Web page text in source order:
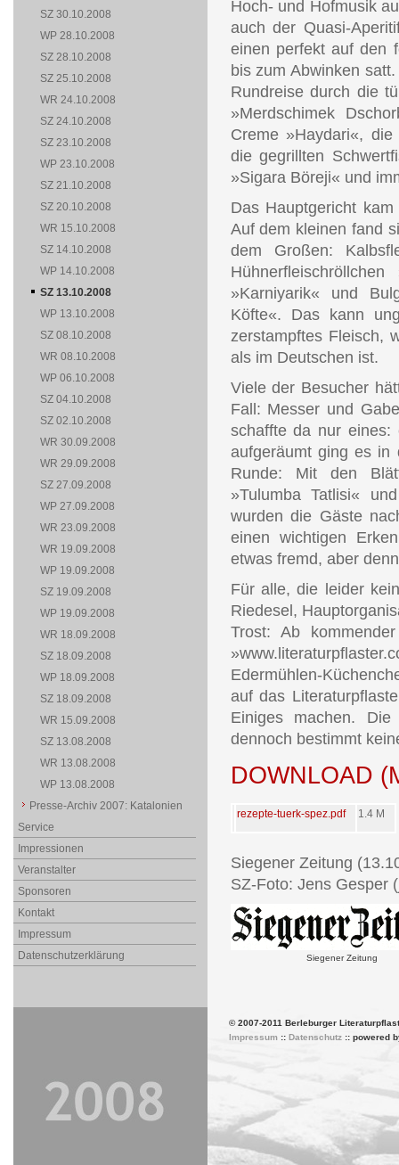
Hoch- und Hofmusik
auch der Quasi-
einen perfekt auf den
bis zum Abwinken
Rundreise durch die
»Merdschimek
Creme »Haydari«,
die gegrillten
»Sigara Böreji« und
Das Hauptgericht
Auf dem kleinen fand
dem Großen:
»Karniyarik« und
Köfte«. Das kann
zerstampftes Fleisch,
als im Deutschen ist.
Viele der Besucher
Fall: Messer und
schaffte da nur eines:
aufgeräumt ging es
Runde: Mit den
»Tulumba Tatlisi«
wurden die Gäste
einen wichtigen
etwas fremd, aber
Für alle, die leider
Riedesel,
Trost: Ab
Edermühlen-
auf das
Einiges machen.
dennoch bestimmt
DOWNLOAD
rezepte-tuerk-spez.pdf 1.4 M
Siegener Zeitung
SZ-Foto: Jens Gesper
Siegener Zeitung
SZ 30.10.2008
WP 28.10.2008
SZ 28.10.2008
SZ 25.10.2008
WR 24.10.2008
SZ 24.10.2008
SZ 23.10.2008
WP 23.10.2008
SZ 21.10.2008
SZ 20.10.2008
WR 15.10.2008
SZ 14.10.2008
WP 14.10.2008
SZ 13.10.2008
WP 13.10.2008
SZ 08.10.2008
WR 08.10.2008
WP 06.10.2008
SZ 04.10.2008
SZ 02.10.2008
WR 30.09.2008
WR 29.09.2008
SZ 27.09.2008
WP 27.09.2008
WR 23.09.2008
WR 19.09.2008
WP 19.09.2008
SZ 19.09.2008
WP 19.09.2008
WR 18.09.2008
SZ 18.09.2008
WP 18.09.2008
SZ 18.09.2008
WR 15.09.2008
SZ 13.08.2008
WR 13.08.2008
WP 13.08.2008
Presse-Archiv 2007: Katalonien
Service
Impressionen
Veranstalter
Sponsoren
Kontakt
Impressum
Datenschutzerklärung
© 2007-2011 Berleburger
Impressum:: Datenschutz:: powered